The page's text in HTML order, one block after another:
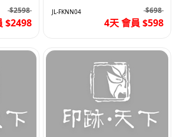
$2598
$2498
JL-FKNN04 $698
4天 會員 $598